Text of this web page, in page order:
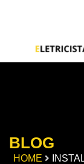
BLOG
HOME